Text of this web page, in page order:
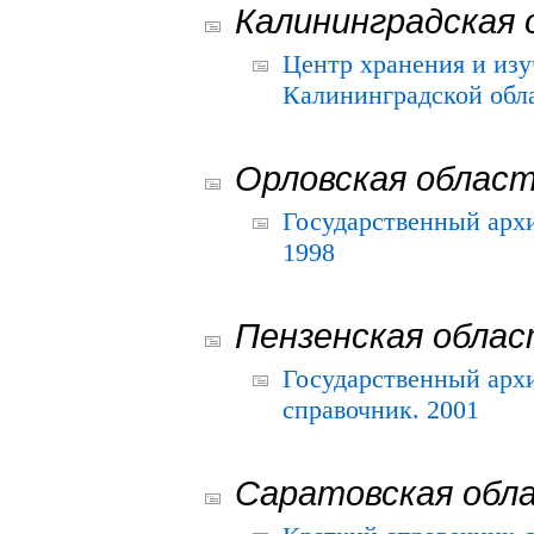
Калининградская
Центр хранения и
Калининградской
Орловская
Государственный
1998
Пензенская
Государственный
справочник. 2001
Саратовская